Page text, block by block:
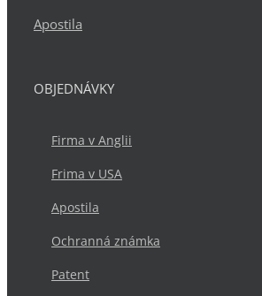
Apostila
OBJEDNÁVKY
Firma v Anglii
Frima v USA
Apostila
Ochranná známka
Patent